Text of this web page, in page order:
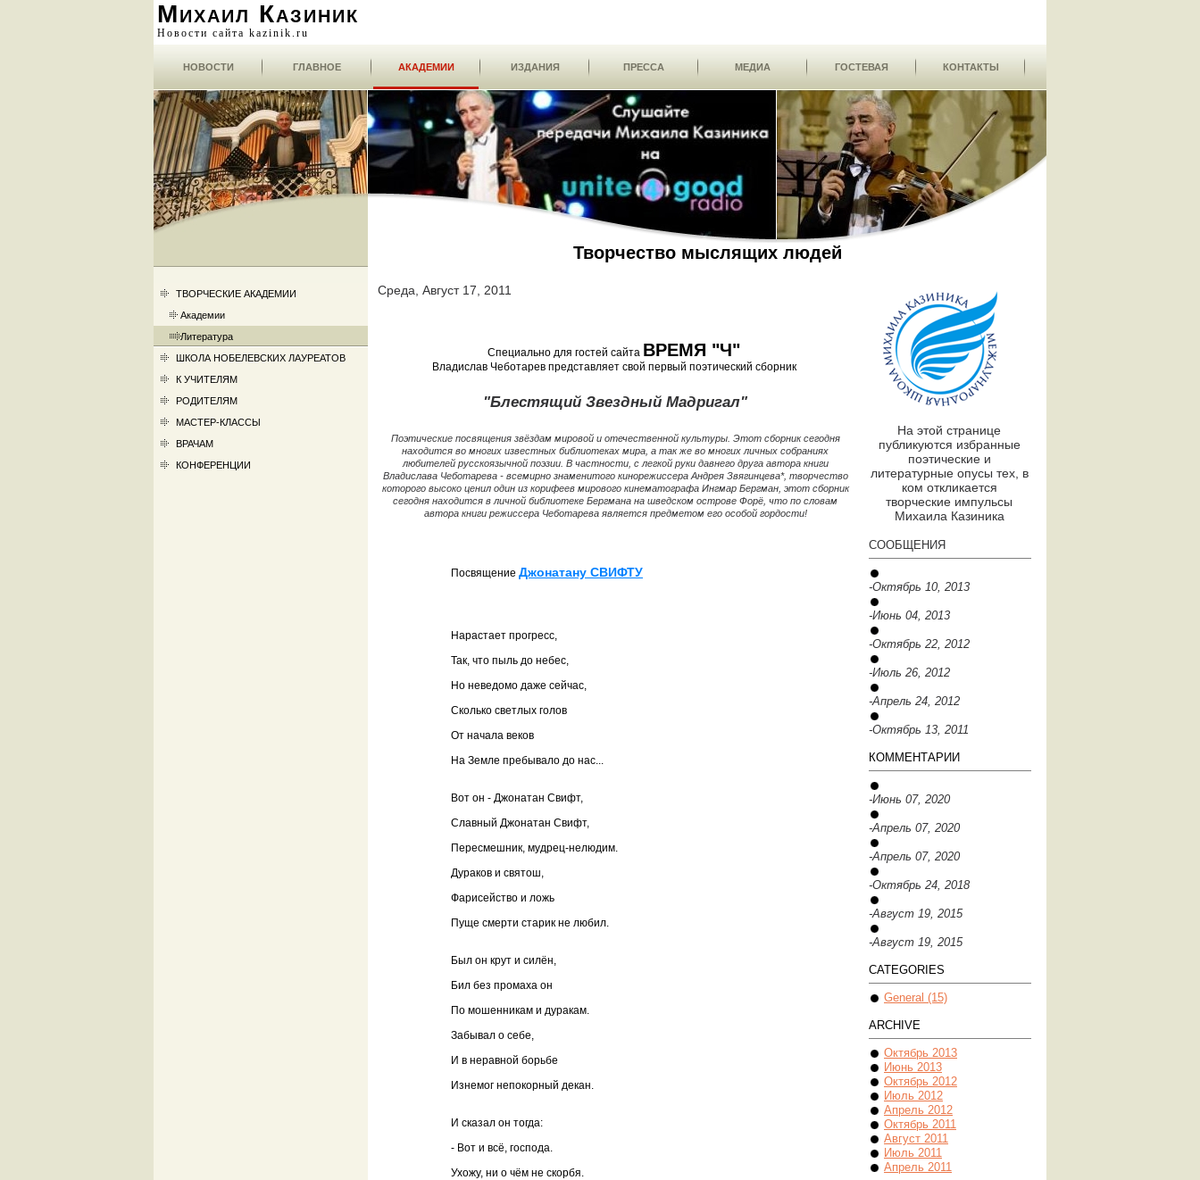
Михаил Казиник
Новости сайта kazinik.ru
НОВОСТИ ГЛАВНОЕ АКАДЕМИИ ИЗДАНИЯ ПРЕССА МЕДИА ГОСТЕВАЯ КОНТАКТЫ
ТВОРЧЕСКИЕ АКАДЕМИИ
Академии
Литература
ШКОЛА НОБЕЛЕВСКИХ ЛАУРЕАТОВ
К УЧИТЕЛЯМ
РОДИТЕЛЯМ
МАСТЕР-КЛАССЫ
ВРАЧАМ
КОНФЕРЕНЦИИ
Творчество мыслящих людей
Среда, Август 17, 2011
Специально для гостей сайта ВРЕМЯ "Ч"
Владислав Чеботарев представляет свой первый поэтический сборник
"Блестящий Звездный Мадригал"
Поэтические посвящения звёздам мировой и отечественной культуры. Этот сборник сегодня
находится во многих известных библиотеках мира, а так же во многих личных собраниях
любителей русскоязычной поэзии. В частности, с легкой руки давнего друга автора книги
Владислава Чеботарева - всемирно знаменитого кинорежиссера Андрея Звягинцева*, творчество
которого высоко ценил один из корифеев мирового кинематографа Ингмар Бергман, этот сборник
сегодня находится в личной библиотеке Бергмана на шведском острове Форё, что по словам
автора книги режиссера Чеботарева является предметом его особой гордости!
Посвящение Джонатану СВИФТУ
Нарастает прогресс,
Так, что пыль до небес,
Но неведомо даже сейчас,
Сколько светлых голов
От начала веков
На Земле пребывало до нас...
Вот он - Джонатан Свифт,
Славный Джонатан Свифт,
Пересмешник, мудрец-нелюдим.
Дураков и святош,
Фарисейство и ложь
Пуще смерти старик не любил.
Был он крут и силён,
Бил без промаха он
По мошенникам и дуракам.
Забывал о себе,
И в неравной борьбе
Изнемог непокорный декан.
И сказал он тогда:
- Вот и всё, господа.
Ухожу, ни о чём не скорбя.
На этой странице
публикуются избранные
поэтические и
литературные опусы тех, в
ком откликается
творческие импульсы
Михаила Казиника
СООБЩЕНИЯ
-Октябрь 10, 2013
-Июнь 04, 2013
-Октябрь 22, 2012
-Июль 26, 2012
-Апрель 24, 2012
-Октябрь 13, 2011
КОММЕНТАРИИ
-Июнь 07, 2020
-Апрель 07, 2020
-Апрель 07, 2020
-Октябрь 24, 2018
-Август 19, 2015
-Август 19, 2015
CATEGORIES
General (15)
ARCHIVE
Октябрь 2013
Июнь 2013
Октябрь 2012
Июль 2012
Апрель 2012
Октябрь 2011
Август 2011
Июль 2011
Апрель 2011